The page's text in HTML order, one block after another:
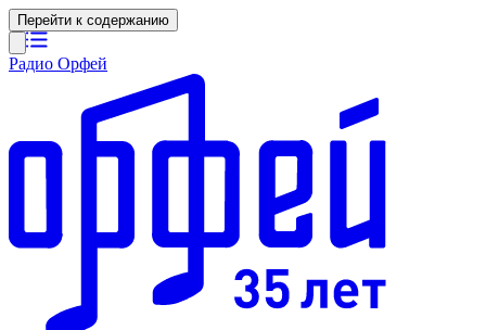
Перейти к содержанию
Радио Орфей